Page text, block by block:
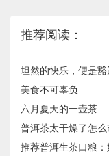
推荐阅读：
坦然的快乐，便是豁
美食不可辜负
六月夏天的一壶茶…
普洱茶太干燥了怎
推荐普洱生茶口粮